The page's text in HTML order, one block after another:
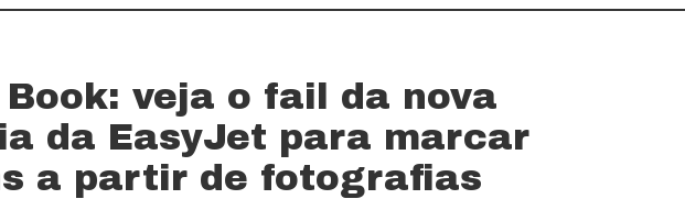
veja o fail da nova
da EasyJet para marcar
a partir de fotografias